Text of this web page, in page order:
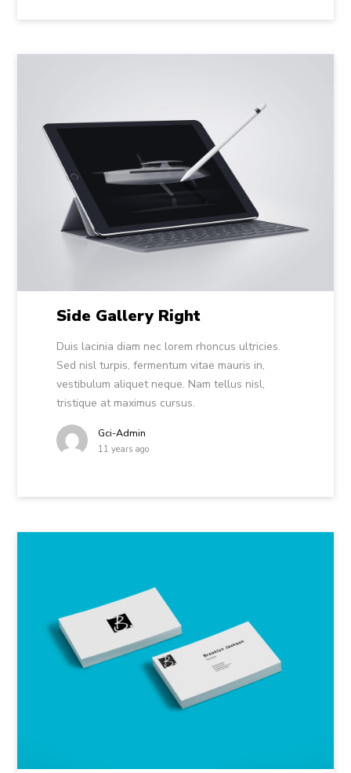
Side Gallery Right
Duis lacinia diam nec lorem rhoncus ultricies.
Sed nisl turpis, fermentum vitae mauris in,
vestibulum aliquet neque. Nam tellus nisl,
tristique at maximus cursus.
Gci-Admin
11 years ago